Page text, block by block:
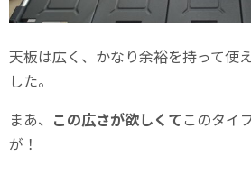
天板は広く、かなり余裕を持って使
した。
まあ、 この広さが欲しくてこのタイ
が！